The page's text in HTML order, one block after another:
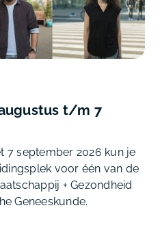
t/m 7
7 september 2026 kun je
voor één van de
+ Gezondheid
Geneeskunde.